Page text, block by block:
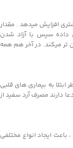
افزایش میدهد . مقدار
داده سپس با آزاد شدن
تر میکند. در آخر هم همه
به بیماری های قلبی
دارند مصرف آرد سفید از
ایجاد انواع مختلفی